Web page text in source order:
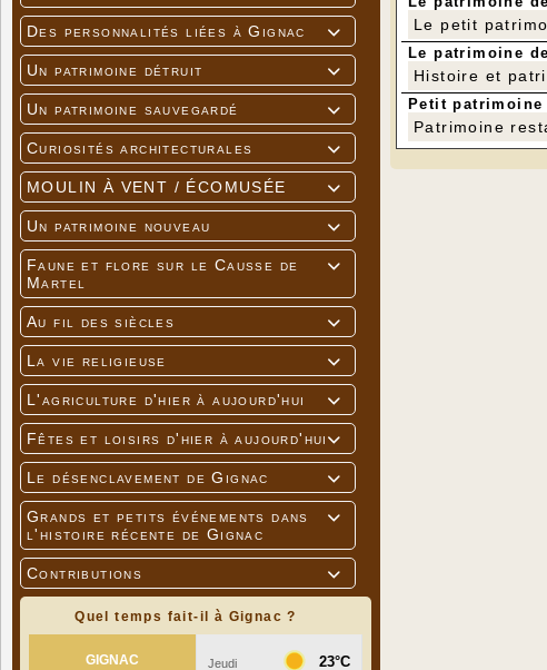

Des personnalités liées à Gignac

Un patrimoine détruit

Un patrimoine sauvegardé

Curiosités architecturales

MOULIN À VENT / ÉCOMUSÉE

Un patrimoine nouveau

Faune et flore sur le Causse de
Martel

Au fil des siècles

La vie religieuse

L'agriculture d'hier à aujourd'hui

Fêtes et loisirs d'hier à aujourd'hui

Le désenclavement de Gignac

Grands et petits événements dans
l'histoire récente de Gignac

Contributions
Quel temps fait-il à Gignac ?
Le petit
Le patrimoine
Histoire et
Petit
Patrimoine